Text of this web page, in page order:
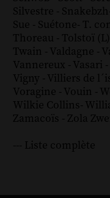
Silvestre - Snakebzh
Sue - Suétone- T.
Thoreau - Tolstoï (L)
Twain - Valdagne -
Vannereux - Vasari -
Vigny - Villiers de
Voragine - Vouin -
Wilkie Collins-
Zamacoïs - Zola
--- Liste complète